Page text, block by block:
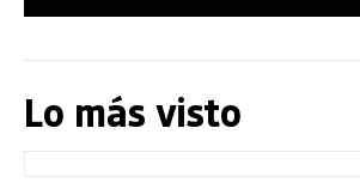
Lo más visto